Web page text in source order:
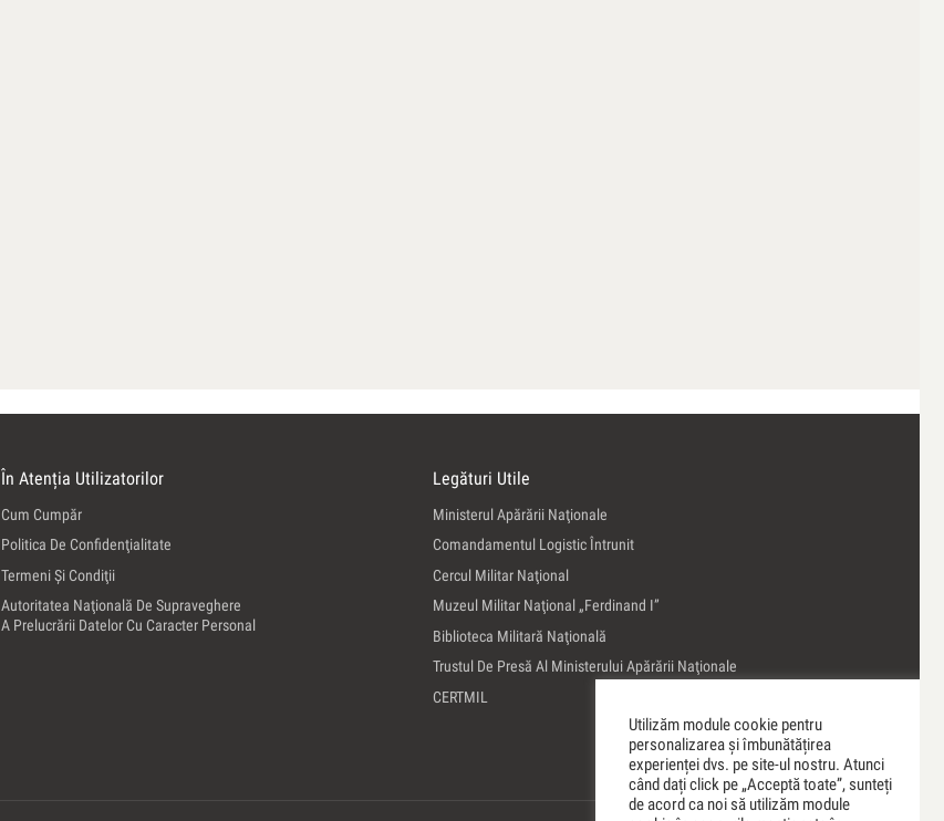
În Atenția Utilizatorilor
Cum Cumpăr
Politica De Confidenţialitate
Termeni Şi Condiţii
Autoritatea Naţională De Supraveghere
A Prelucrării Datelor Cu Caracter Personal
Legături Utile
Ministerul Apărării Naţionale
Comandamentul Logistic Întrunit
Cercul Militar Naţional
Muzeul Militar Naţional „Ferdinand I”
Biblioteca Militară Naţională
Trustul De Presă Al Ministerului Apărării Naţionale
CERTMIL
Utilizăm module cookie pentru
personalizarea și îmbunătățirea
experienței dvs. pe site-ul nostru. Atunci
când dați click pe „Acceptă toate”, sunteți
de acord ca noi să utilizăm module